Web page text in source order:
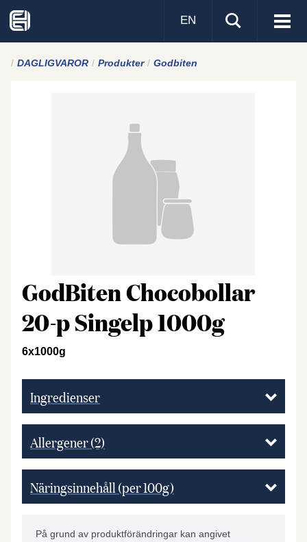
Visa
EN
DAGLIGVAROR Produkter Godbiten
GodBiten Chocobollar
20-p Singelp 1000g
6x1000g
Ingredienser
Allergener(2)
Näringsinnehåll (per 100g)
På grund av produktförändringar kan angivet